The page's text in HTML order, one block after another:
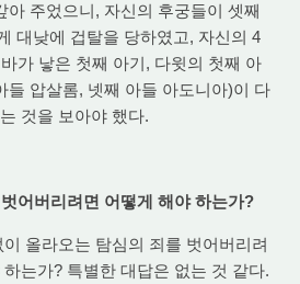
아 주었으니, 자신의 후궁들이 셋째
대낮에 겁탈을 당하였고, 자신의 4
가 낳은 첫째 아기, 다윗의 첫째 아
들 압살롬, 넷째 아들 아도니아)이 다
것을 보아야 했다.
어버리려면 어떻게 해야 하는가?
올라오는 탐심의 죄를 벗어버리려
는가? 특별한 대답은 없는 것 같다.